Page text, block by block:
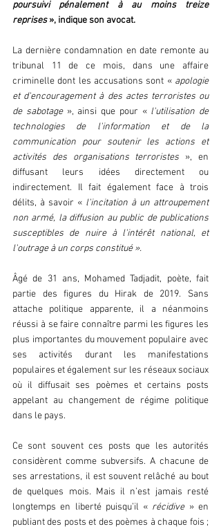
poursuivi pénalement à au moins treize
reprises », indique son avocat.
La dernière condamnation en date remonte au
tribunal 11 de ce mois, dans une affaire
criminelle dont les accusations sont « apologie
et d'encouragement à des actes terroristes ou
de sabotage », ainsi que pour « l'utilisation de
technologies de l'information et de la
communication pour soutenir les actions et
activités des organisations terroristes », en
diffusant leurs idées directement ou
indirectement. Il fait également face à trois
délits, à savoir « l'incitation à un attroupement
non armé, la diffusion au public de publications
susceptibles de nuire à l'intérêt national, et
l'outrage à un corps constitué ».
Âgé de 31 ans, Mohamed Tadjadit, poète, fait
partie des figures du Hirak de 2019. Sans
attache politique apparente, il a néanmoins
réussi à se faire connaître parmi les figures les
plus importantes du mouvement populaire avec
ses activités durant les manifestations
populaires et également sur les réseaux sociaux
où il diffusait ses poèmes et certains posts
appelant au changement de régime politique
dans le pays.
Ce sont souvent ces posts que les autorités
considèrent comme subversifs. A chacune de
ses arrestations, il est souvent relâché au bout
de quelques mois. Mais il n’est jamais resté
longtemps en liberté puisqu’il « récidive » en
publiant des posts et des poèmes à chaque fois ;